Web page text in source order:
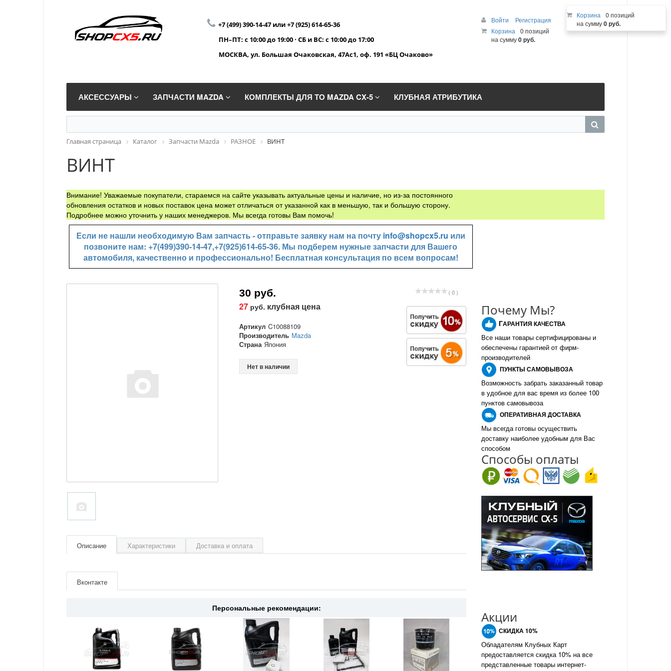
+7 (499) 390-14-47 или +7 (925) 614-65-36
ПН–ПТ: с 10:00 до 19:00 · СБ и ВС: с 10:00 до 17:00
МОСКВА, ул. Большая Очаковская, 47Ас1, оф. 191 «БЦ Очаково»
Войти
Регистрация
Корзина
0 позиций
на сумму0 руб.
АКСЕССУАРЫ ЗАПЧАСТИ MAZDA КОМПЛЕКТЫ ДЛЯ ТО MAZDA CX-5 КЛУБНАЯ АТРИБУТИКА
Главная страница Каталог Запчасти Mazda РАЗНОЕ ВИНТ
ВИНТ
Внимание! Уважаемые покупатели, стараемся на сайте указывать актуальные цены и наличие, но из-за постоянного
обновления остатков и новых поставок цена может отличаться от указанной как в меньшую, так и большую сторону.
Подробнее можно уточнить у наших менеджеров. Мы всегда готовы Вам помочь!
Если не нашли необходимую Вам запчасть - отправьте заявку нам на почту info@shopcx5.ru или
позвоните нам: +7(499)390-14-47,+7(925)614-65-36. Мы подберем нужные запчасти для Вашего
автомобиля, качественно и профессионально! Бесплатная консультация по всем вопросам!
( 0 )
30 руб.
27 руб. клубная цена
Артикул C10088109
Производитель Mazda
Страна Япония
Нет в наличии
Описание Характеристики Доставка и оплата
Страна Япония
Вконтакте
Персональные рекомендации:
Почему Мы?
ГАРАНТИЯ КАЧЕСТВА
Все наши товары сертифицированы и
обеспечены гарантией от фирм-
производителей
ПУНКТЫ САМОВЫВОЗА
Возможность забрать заказанный товар
в удобное для вас время из более 100
пунктов самовывоза
ОПЕРАТИВНАЯ ДОСТАВКА
Мы всегда готовы осуществить
доставку наиболее удобным для Вас
способом
Способы оплаты
Корзина
0 позиций
на сумму0 руб.
Акции
СКИДКА 10%
Обладателям Клубных Карт
предоставляется скидка 10% на все
представленные товары интернет-